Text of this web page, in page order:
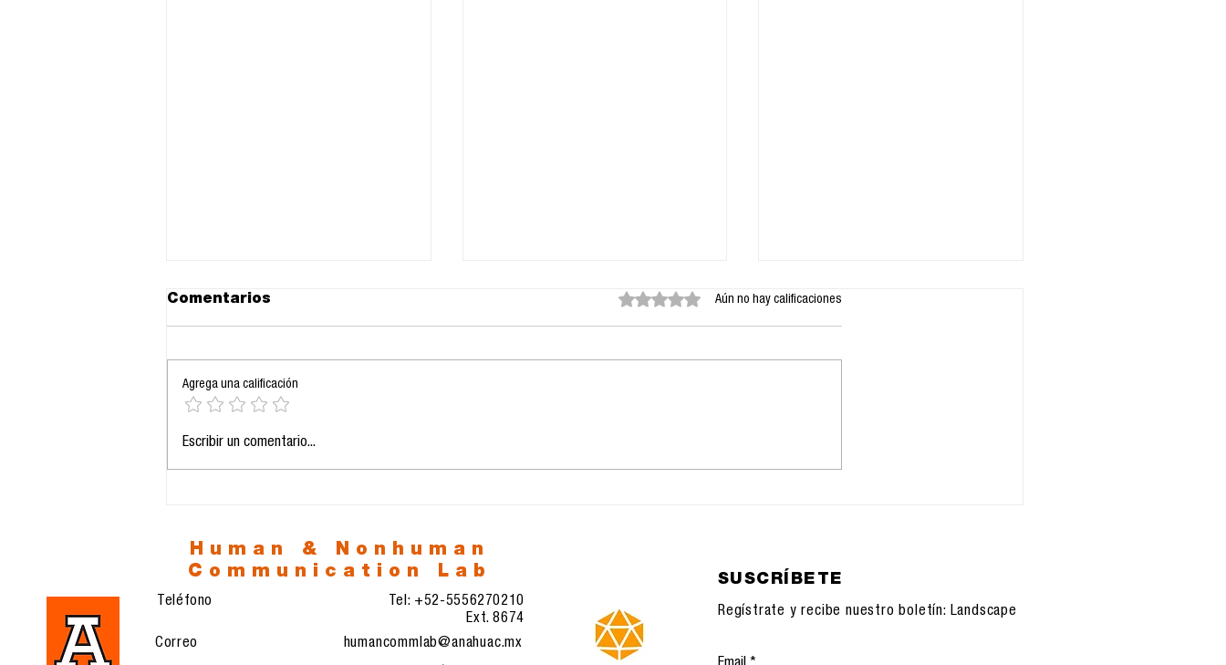
24.11.2025: La IA como
Comentarios Obtuvo 0 de 5 estrellas.Aún no hay calificaciones
Agrega una calificación
Escribir un comentario...
Human & Nonhuman
Communication Lab
Teléfono
Tel: +52-5556270210
Ext. 8674
humancommlab@anahuac.mx
Correo
SUSCRÍBETE
Regístrate y recibe nuestro boletín: Landscape